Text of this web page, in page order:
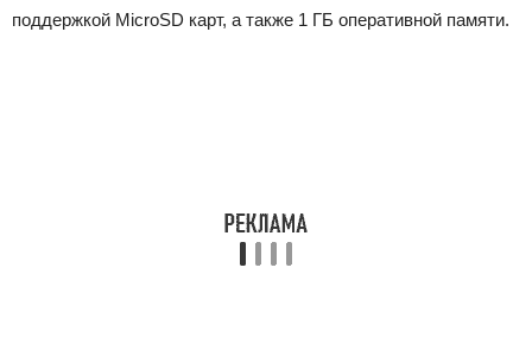
поддержкой MicroSD карт, а также 1 ГБ оперативной памяти.